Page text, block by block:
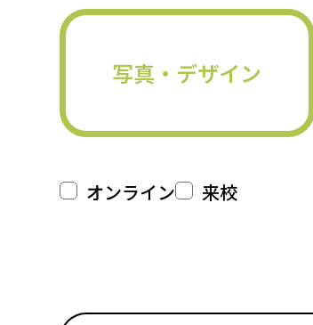
写真・デザイン
オンライン 来校